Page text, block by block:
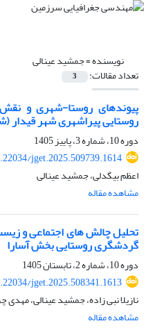
نویسنده =جمشید عینالی
تعداد مقالات: 3
پیوندهای روستا-شهری و
روستایی پیراشهری شهر قیدار
دوره 10، شماره 3، پاییز 1405
jget.2025.509739.1614
اعظم بیگدلی، جمشید عینالی
مشاهده مقاله
تحلیل چالش های اجتماعی و
گردشگری روستایی بخش آسارا
دوره 10، شماره 2، تابستان 1405
jget.2025.508341.1613
نازیلا نبی زاده، جمشید عینالی، مهدی
مشاهده مقاله